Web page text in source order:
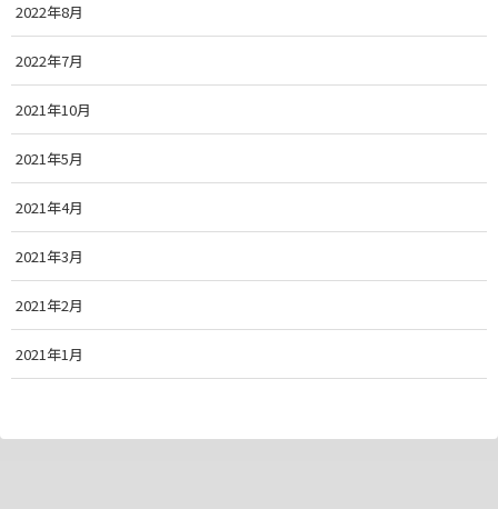
2022年8月
2022年7月
2021年10月
2021年5月
2021年4月
2021年3月
2021年2月
2021年1月